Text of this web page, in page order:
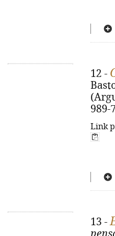
12 -
989-
Link
13 -